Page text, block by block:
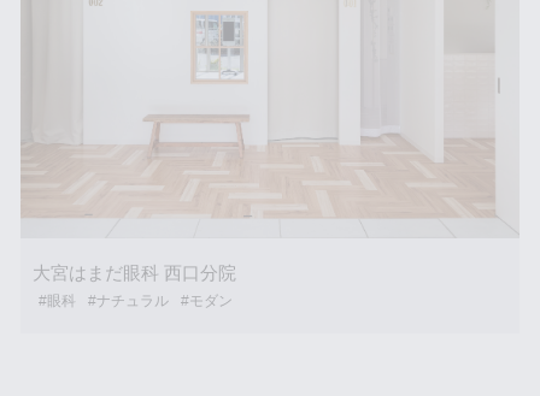
大宮はまだ眼科 西口分院
#眼科 #ナチュラル #モダン